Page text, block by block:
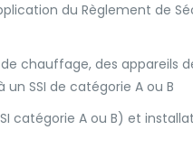
du Règlement de
chauffage, des appareils
SSI de catégorie A ou B
catégorie A ou B) et